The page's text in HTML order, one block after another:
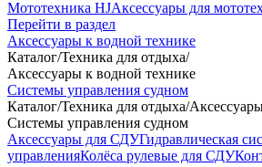
Мототехника HJАксессуары для
Перейти в раздел
Аксессуары к водной технике
Каталог/Техника для отдыха/
Аксессуары к водной технике
Системы управления судном
Каталог/Техника для отдыха/
Системы управления судном
Аксессуары для СДУГидравлическая
управленияКолёса рулевые для СДУ